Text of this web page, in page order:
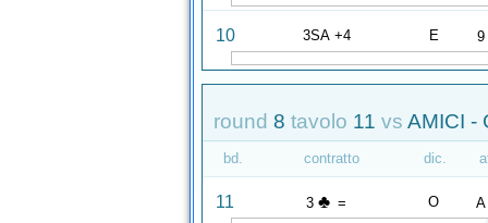
10 3SA +4 E 9
round 8 tavolo 11 vs AMICI -
bd. contratto dic.
11 3 ♣ = O A